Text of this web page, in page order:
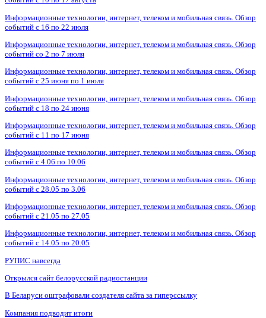
Информационные технологии, интернет, телеком и мобильная связь. Обзор
событий с 16 по 22 июля
Информационные технологии, интернет, телеком и мобильная связь. Обзор
событий со 2 по 7 июля
Информационные технологии, интернет, телеком и мобильная связь. Обзор
событий с 25 июня по 1 июля
Информационные технологии, интернет, телеком и мобильная связь. Обзор
событий с 18 по 24 июня
Информационные технологии, интернет, телеком и мобильная связь. Обзор
событий с 11 по 17 июня
Информационные технологии, интернет, телеком и мобильная связь. Обзор
событий с 4.06 по 10.06
Информационные технологии, интернет, телеком и мобильная связь. Обзор
событий с 28.05 по 3.06
Информационные технологии, интернет, телеком и мобильная связь. Обзор
событий с 21.05 по 27.05
Информационные технологии, интернет, телеком и мобильная связь. Обзор
событий с 14.05 по 20.05
РУПИС навсегда
Открылся сайт белорусской радиостанции
В Беларуси оштрафовали создателя сайта за гиперссылку
Компания подводит итоги